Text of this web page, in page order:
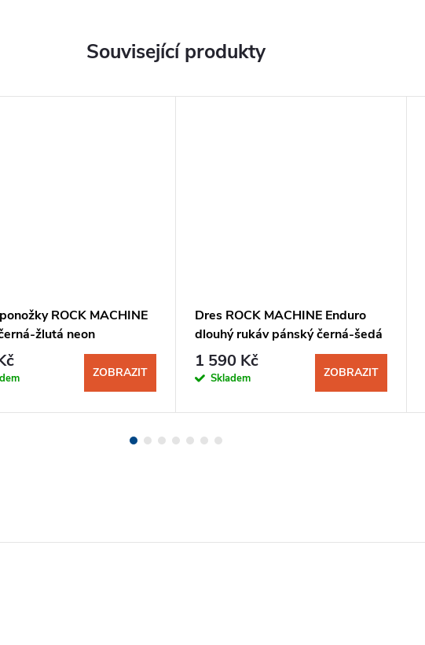
Související produkty
ROCK MACHINE
žlutá neon
ZOBRAZIT
Dres ROCK MACHINE Enduro
dlouhý rukáv pánský černá-šedá
1 590 Kč
Skladem ZOBRAZIT